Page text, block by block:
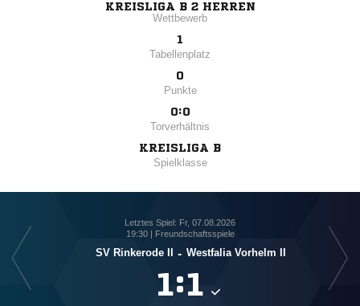
KREISLIGA B 2 HERREN
Wettbewerb
1
Tabellenplatz
0
Punkte
0:0
Torverhältnis
KREISLIGA B
Spielklasse
Letztes Spiel: Fr, 07.08.2026
19:30 | Freundschaftsspiele
SV Rinkerode II - Westfalia Vorhelm II
: